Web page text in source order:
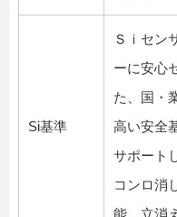
Si基準
Ｓｉセン
ーに安心
た、国・
高い安全
サポート
コンロ消